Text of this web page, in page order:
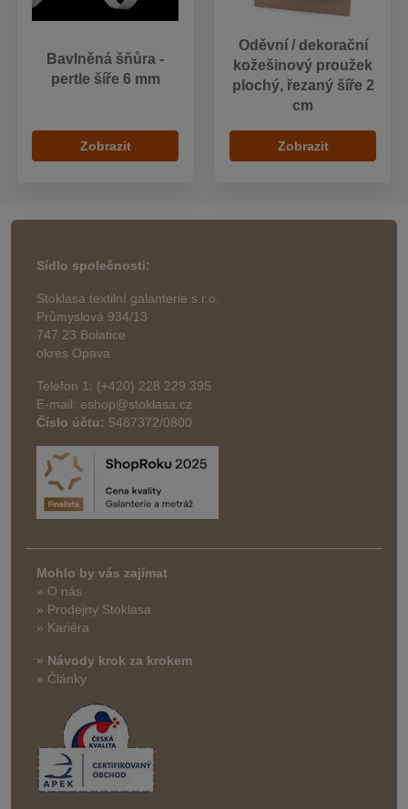
Bavlněná šňůra -
pertle šíře 6 mm
Zobrazit
Oděvní / dekorační
kožešinový proužek
plochý, řezaný šíře 2
cm
Zobrazit
Sídlo společnosti:
Stoklasa textilní galanterie s.r.o.
Průmyslová 934/13
747 23 Bolatice
okres Opava
Telefon 1: (+420) 228 229 395
E-mail: eshop@stoklasa.cz
Číslo účtu: 5487372/0800
Mohlo by vás zajímat
» O nás
» Prodejny Stoklasa
» Kariéra
» Návody krok za krokem
» Články